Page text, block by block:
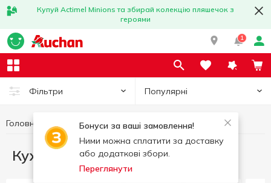
Купуй Actimel Minions та збирай колекцію пляшечок з
героями
1
Фільтри Популярні
Бонуси за ваші замовлення!
Ними можна сплатити за доставку
або додаткові збори.
Переглянути
Головна
Кухня